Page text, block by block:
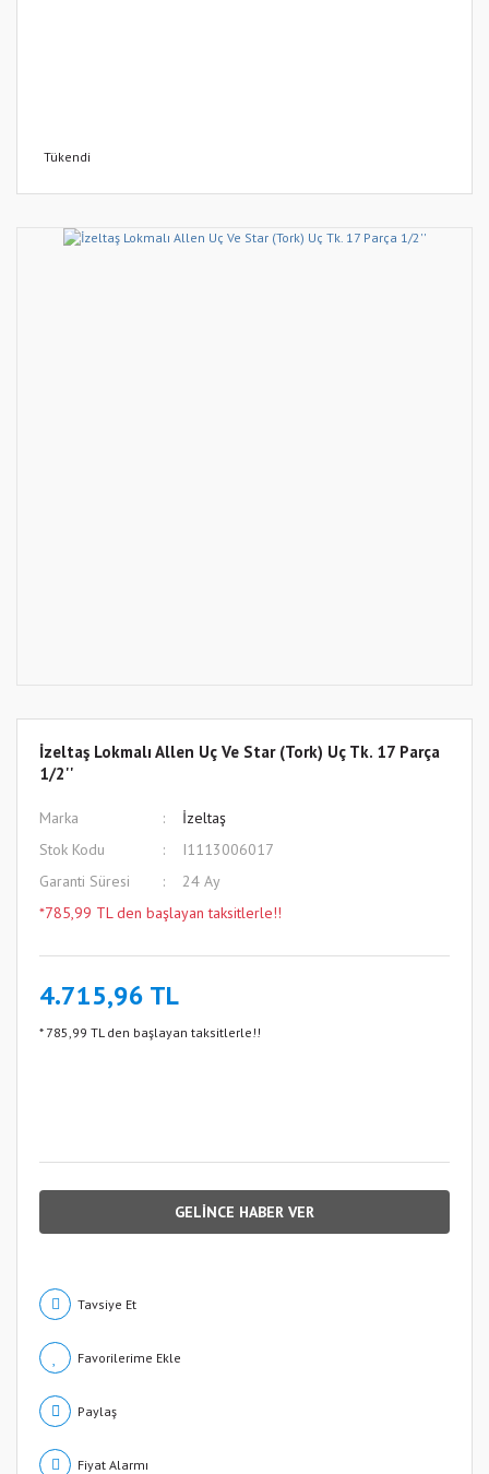
Tükendi
İzeltaş Lokmalı Allen Uç Ve Star (Tork) Uç Tk. 17 Parça
1/2''
Marka
İzeltaş
Stok Kodu
I1113006017
Garanti Süresi
24 Ay
*785,99 TL den başlayan taksitlerle!!
4.715,96 TL
* 785,99 TL den başlayan taksitlerle!!
GELİNCE HABER VER
Tavsiye Et
Paylaş
Fiyat Alarmı